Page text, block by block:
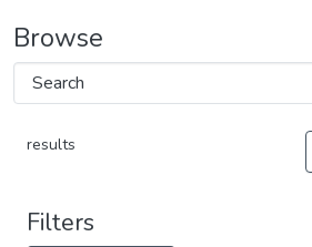
Browse
results
Filters